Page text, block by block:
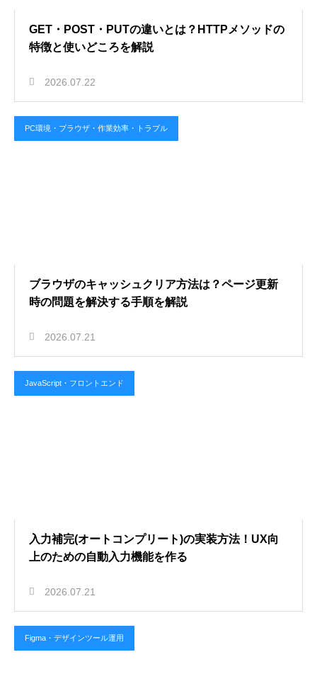
GET・POST・PUTの違いとは？HTTPメソッドの
特徴と使いどころを解説
2026.07.22
PC環境・ブラウザ・作業効率・トラブル
ブラウザのキャッシュクリア方法は？ページ更新
時の問題を解決する手順を解説
2026.07.21
JavaScript・フロントエンド
入力補完(オートコンプリート)の実装方法！UX向
上のための自動入力機能を作る
2026.07.21
Figma・デザインツール運用